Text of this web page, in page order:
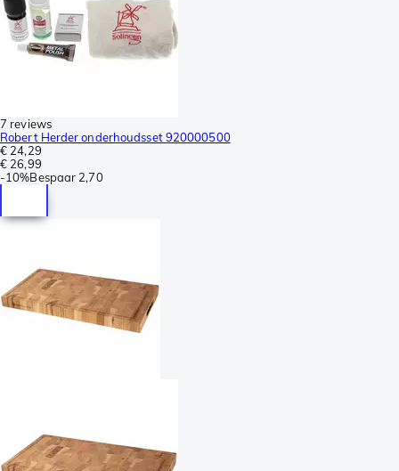
7 reviews
Robert Herder onderhoudsset 920000500
€ 24,29
€ 26,99
-10%Bespaar 2,70